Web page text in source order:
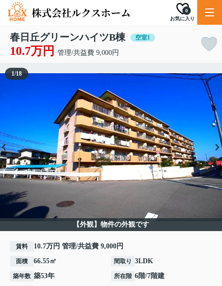
お気に入り
0
春日丘グリーンハイツB棟 空室1
10.7万円 管理/共益費 9,000円
【外観】物件の外観です
1/18
賃料 10.7万円 管理/共益費 9,000円
面積 66.55㎡ 間取り 3LDK
築年数 築53年 所在階 6階/7階建